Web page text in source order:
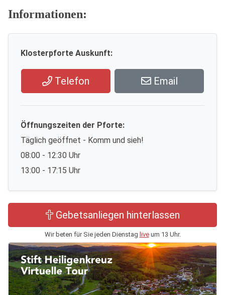
Informationen:
Klosterpforte Auskunft:
Telefon Email
Öffnungszeiten der Pforte:
Täglich geöffnet - Komm und sieh!
08:00 - 12:30 Uhr
13:00 - 17:15 Uhr
Gebetsanliegen hinterlassen
Wir beten für Sie jeden Dienstag liveum 13 Uhr.